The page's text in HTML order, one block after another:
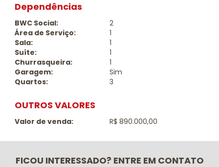
Dependências
BWC Social:
2
Área de Serviço:
1
Sala:
1
Suíte:
1
Churrasqueira:
1
Garagem:
Sim
Quartos:
3
OUTROS VALORES
Valor de venda: R$ 890.000,00
FICOU INTERESSADO? ENTRE EM CONTATO